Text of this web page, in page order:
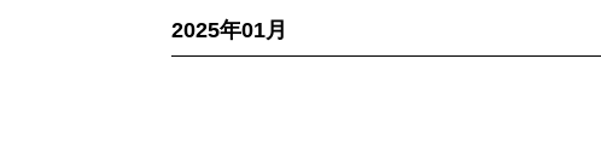
2025年01月